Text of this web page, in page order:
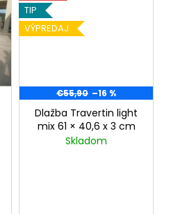
TIP
VÝPREDAJ
€55,90 –16 %
Dlažba Travertin light
mix 61 × 40,6 x 3 cm
Skladom